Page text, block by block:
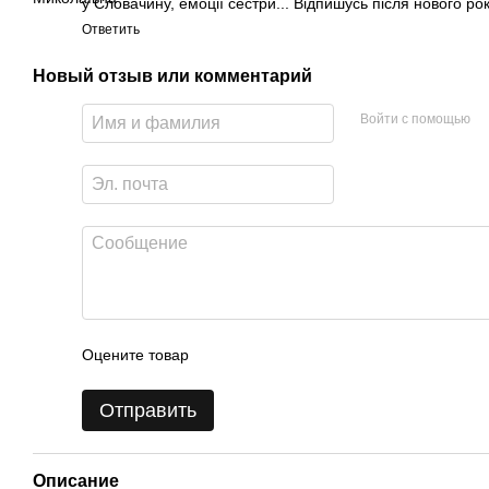
Ответить
Новый отзыв или комментарий
Войти с помощью
Оцените товар
Отправить
Описание